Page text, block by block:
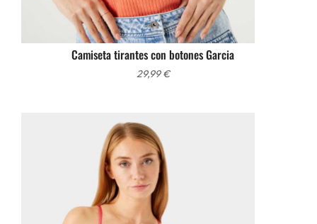
Camiseta tirantes con botones Garcia
29,99€